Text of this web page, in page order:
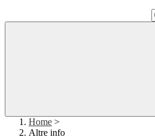
Home >
Altre info